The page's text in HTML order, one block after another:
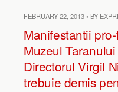
FEBRUARY 22, 2013 • BY
Manifestantii
Muzeul
Directorul Virgil
trebuie demis